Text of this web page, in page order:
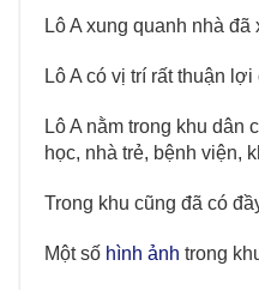
Lô A xung quanh nhà
Lô A có vị trí rất thuận
Lô A nằm trong khu
học, nhà trẻ, bệnh viện,
Trong khu cũng đã có
Một số hình ảnh trong